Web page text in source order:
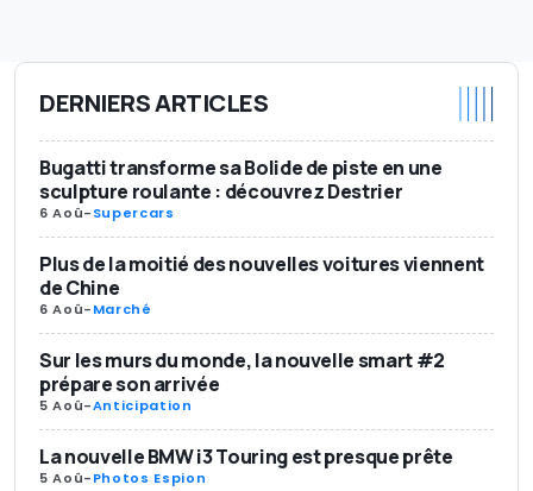
DERNIERS ARTICLES
Bugatti transforme sa Bolide de piste en une
sculpture roulante : découvrez Destrier
6 Aoû-Supercars
Plus de la moitié des nouvelles voitures viennent
de Chine
6 Aoû-Marché
Sur les murs du monde, la nouvelle smart #2
prépare son arrivée
5 Aoû-Anticipation
La nouvelle BMW i3 Touring est presque prête
5 Aoû-Photos Espion